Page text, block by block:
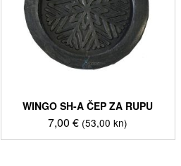
WINGO SH-A ČEP ZA RUPU
7,00€ (53,00 kn)